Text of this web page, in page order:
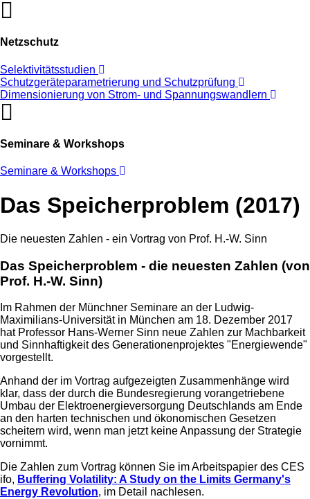
Netzschutz
Selektivitätsstudien
Schutzgeräteparametrierung und Schutzprüfung
Dimensionierung von Strom- und Spannungswandlern
Seminare & Workshops
Seminare & Workshops
Das Speicherproblem (2017)
Die neuesten Zahlen - ein Vortrag von Prof. H.-W. Sinn
Das Speicherproblem - die neuesten Zahlen (von
Prof. H.-W. Sinn)
Im Rahmen der Münchner Seminare an der Ludwig-
Maximilians-Universität in München am 18. Dezember 2017
hat Professor Hans-Werner Sinn neue Zahlen zur Machbarkeit
und Sinnhaftigkeit des Generationenprojektes "Energiewende"
vorgestellt.
Anhand der im Vortrag aufgezeigten Zusammenhänge wird
klar, dass der durch die Bundesregierung vorangetriebene
Umbau der Elektroenergieversorgung Deutschlands am Ende
an den harten technischen und ökonomischen Gesetzen
scheitern wird, wenn man jetzt keine Anpassung der Strategie
vornimmt.
Die Zahlen zum Vortrag können Sie im Arbeitspapier des CES
ifo, Buffering Volatility: A Study on the Limits Germany's
Energy Revolution, im Detail nachlesen.